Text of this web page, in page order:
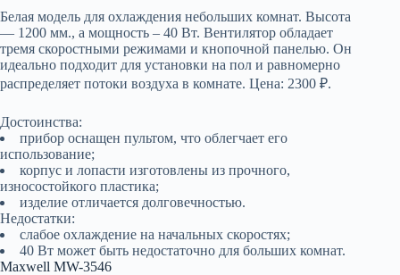
Белая модель для охлаждения небольших комнат. Высота
— 1200 мм., а мощность – 40 Вт. Вентилятор обладает
тремя скоростными режимами и кнопочной панелью. Он
идеально подходит для установки на пол и равномерно
распределяет потоки воздуха в комнате. Цена: 2300 ₽.
Достоинства:
прибор оснащен пультом, что облегчает его
использование;
корпус и лопасти изготовлены из прочного,
износостойкого пластика;
изделие отличается долговечностью.
Недостатки:
слабое охлаждение на начальных скоростях;
40 Вт может быть недостаточно для больших комнат.
Maxwell MW-3546